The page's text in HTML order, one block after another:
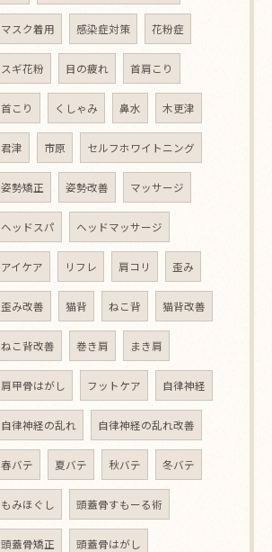
マスク着用 感染症対策 花粉症
スギ花粉 目の疲れ 首肩こり
首こり くしゃみ 鼻水 木更津
君津 市原 セルフホワイトニング
姿勢矯正 姿勢改善 マッサージ
ヘッドスパ ヘッドマッサージ
アイケア リフレ 肩コリ 歪み
歪み改善 猫背 ねこ背 猫背改善
ねこ背改善 巻き肩 まき肩
肩甲骨はがし フットケア 自律神経
自律神経の乱れ 自律神経の乱れ改善
春バテ 夏バテ 秋バテ 冬バテ
もみほぐし 頭蓋骨すもーる術
頭蓋骨矯正 頭蓋骨はがし